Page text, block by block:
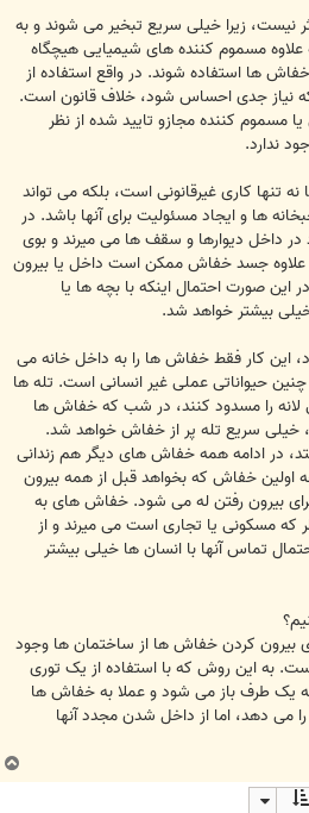
نیست، زیرا خیلی سریع تبخیر می شوند و به
علاوه مسموم کننده های شیمیایی هیچگاه
ها استفاده شوند. در واقع استفاده از
نیاز جدی احساس شود، خلاف قانون است.
مسموم کننده مجازو تایید شده از نظر
ندارد.
تنها کاری غیرقانونی است، بلکه می تواند
ها و ایجاد مسئولیت برای آنها باشد. در
داخل دیوارها و سقف ها می میرند و بوی
علاوه جسد خفاش ممکن است داخل یا بیرون
این صورت احتمال اینکه با بچه ها یا
بیشتر خواهد شد.
این کار فقط خفاش ها را به داخل خانه می
حیواناتی عملی غیر انسانی است. تله ها
لانه را مسدود کنند، در شب که خفاش ها
خیلی سریع تله پر از خفاش خواهد شد.
در ادامه همه خفاش های دیگر هم زندانی
اولین خفاش که بخواهد قبل از همه بیرون
بیرون رفتن له می شود. خفاش های به
که مسکونی یا تجاری است می میرند و از
تماس آنها با انسان ها خیلی بیشتر
بیرون کردن خفاش ها از ساختمان ها وجود
به این روش که با استفاده از یک توری
یک طرف باز می شود و عملا به خفاش ها
می دهد، اما از داخل شدن مجدد آنها